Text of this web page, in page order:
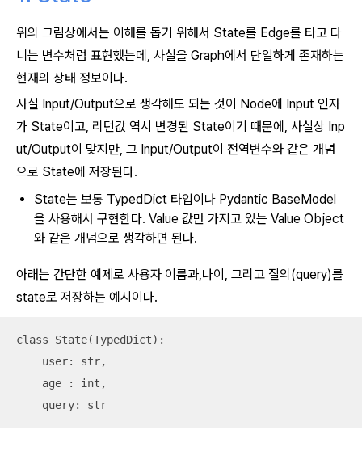
위의 그림상에서는 이해를 돕기 위해서 State를 Edge를 타고 다
니는 변수처럼 표현했는데, 사실을 Graph에서 단일하게 존재하는
현재의 상태 정보이다.
사실 Input/Output으로 생각해도 되는 것이 Node에 Input 인자
가 State이고, 리턴값 역시 변경된 State이기 때문에, 사실상 Inp
ut/Output이 맞지만, 그 Input/Output이 전역변수와 같은 개념
으로 State에 저장된다.
State는 보통 TypedDict 타입이나 Pydantic BaseModel
을 사용해서 구현한다. Value 값만 가지고 있는 Value Object
와 같은 개념으로 생각하면 된다.
아래는 간단한 예제로 사용자 이름과,나이, 그리고 질의(query)를
state로 저장하는 예시이다.
class State(TypedDict):
    user: str,
    age : int,
    query: str